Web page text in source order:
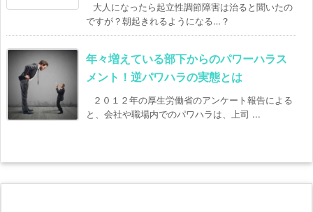
大人になったら起立性調節障害は治ると聞いたの
ですが？朝起きれるようになる…？
年々増えている部下からのパワーハラス
メント！逆パワハラの実態とは
２０１２年の厚生労働省のアンケート報告による
と、会社や職場内でのパワハラは、上司 ...